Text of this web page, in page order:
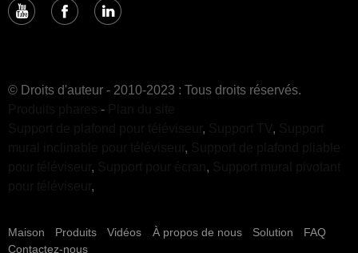
© Droits d'auteur - 2010-2023 : Tous droits réservés.
-
, ,
,
, ,
,
Maison Produits Vidéos À propos de nous Solution
FAQ
Contactez-nous